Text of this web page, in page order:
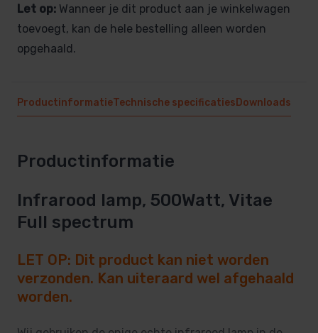
Let op: Wanneer je dit product aan je winkelwagen
toevoegt, kan de hele bestelling alleen worden
opgehaald.
ProductinformatieTechnische specificaties Downloads
Productinformatie
Infrarood lamp, 500Watt, Vitae
Full spectrum
LET OP: Dit product kan niet worden
verzonden. Kan uiteraard wel afgehaald
worden.